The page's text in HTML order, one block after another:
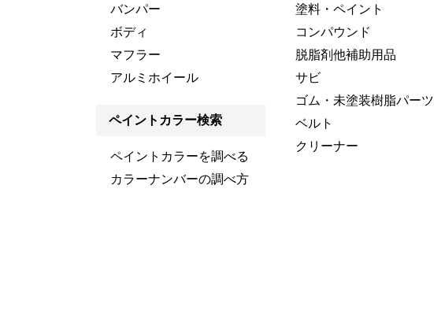
バンパー
ボディ
マフラー
アルミホイール
ペイントカラー検索
ペイントカラーを調べる
カラーナンバーの調べ方
塗料・ペイント
コンパウンド
脱脂剤他補助用品
サビ
ゴム・未塗装樹脂パーツ
ベルト
クリーナー